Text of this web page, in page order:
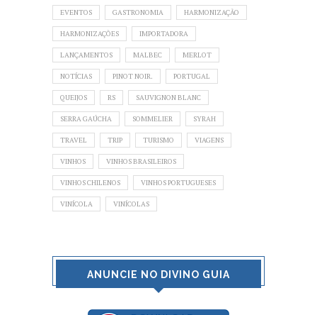
EVENTOS GASTRONOMIA HARMONIZAÇÃO
HARMONIZAÇÕES IMPORTADORA
LANÇAMENTOS MALBEC MERLOT
NOTÍCIAS PINOT NOIR. PORTUGAL
QUEIJOS RS SAUVIGNON BLANC
SERRA GAÚCHA SOMMELIER SYRAH
TRAVEL TRIP TURISMO VIAGENS
VINHOS VINHOS BRASILEIROS
VINHOS CHILENOS VINHOS PORTUGUESES
VINÍCOLA VINÍCOLAS
ANUNCIE NO DIVINO GUIA